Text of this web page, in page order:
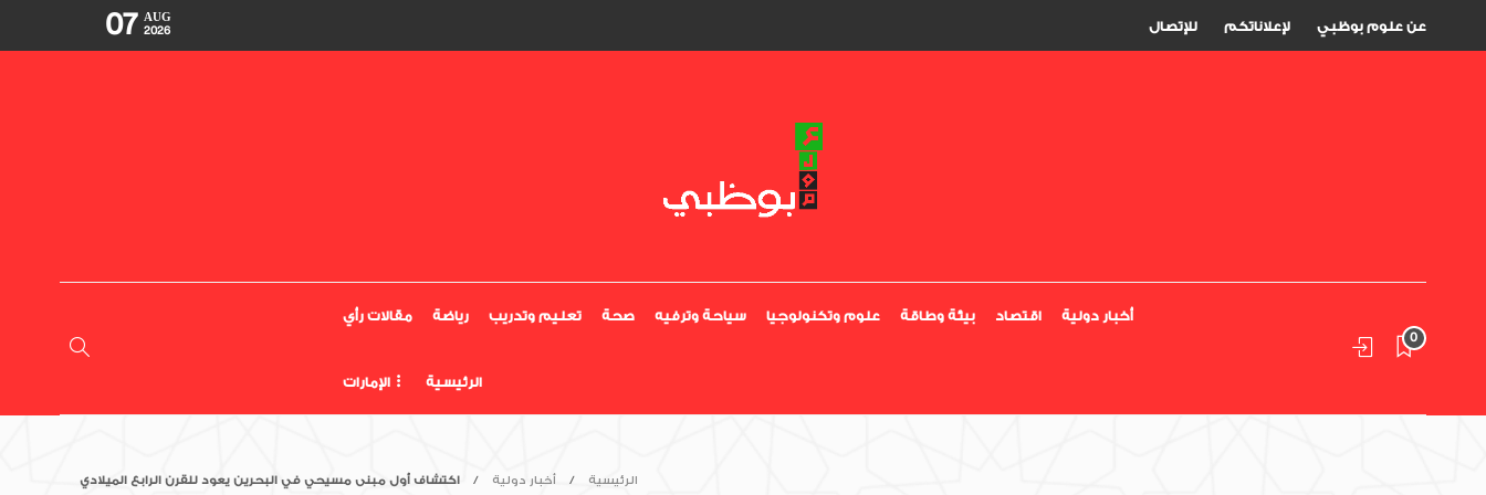
للإتصال لإعلاناتكم عن علوم بوظبي 07 AUG
2026
مقالات رأي رياضة تعليم وتدريب صحة سياحة وترفيه علوم وتكنولوجيا بيئة وطاقة اقتصاد أخبار دولية
الإمارات الرئيسية
0
الرئيسية أخبار دولية اكتشاف أول مبنى مسيحي في البحرين يعود للقرن الرابع الميلادي